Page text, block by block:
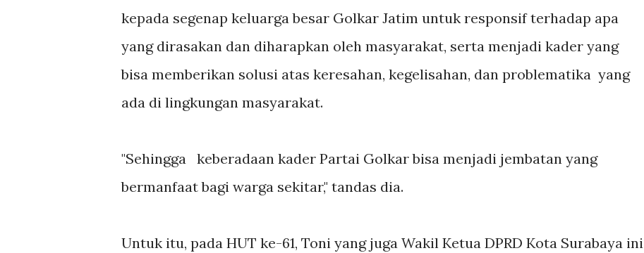
kepada segenap keluarga besar Golkar Jatim untuk responsif terhadap apa
yang dirasakan dan diharapkan oleh masyarakat, serta menjadi kader yang
bisa memberikan solusi atas keresahan, kegelisahan, dan problematika yang
ada di lingkungan masyarakat.
"Sehingga keberadaan kader Partai Golkar bisa menjadi jembatan yang
bermanfaat bagi warga sekitar," tandas dia.
Untuk itu, pada HUT ke-61, Toni yang juga Wakil Ketua DPRD Kota Surabaya ini